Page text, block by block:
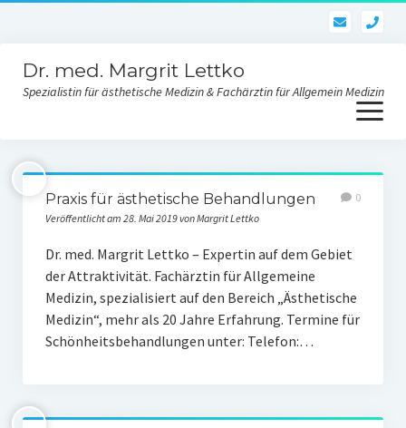
Dr. med. Margrit Lettko
Spezialistin für ästhetische Medizin & Fachärztin für Allgemein Medizin
Menü
öffnen
Dr. med. Lettko
Kontakt Praxis
Gesichtsverjüngung
Skinbooster-Hautverjüngung
Praxis für ästhetische Behandlungen
Veröffentlicht am 28. Mai 2019 von Margrit Lettko
0
Dr. med. Margrit Lettko – Expertin auf dem Gebiet
der Attraktivität. Fachärztin für Allgemeine
Medizin, spezialisiert auf den Bereich „Ästhetische
Medizin“, mehr als 20 Jahre Erfahrung. Termine für
Schönheitsbehandlungen unter: Telefon:…